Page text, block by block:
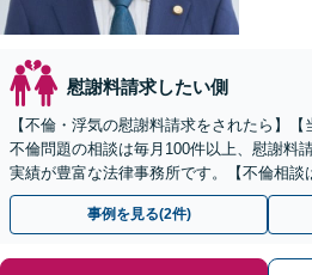
慰謝料請求したい側
【不倫・浮気の慰謝料請求をされたら】【
不倫問題の相談は毎月100件以上、慰謝料
実績が豊富な法律事務所です。【不倫相談
ご契約まで対応可/来所不要】
事例を見る(2件)